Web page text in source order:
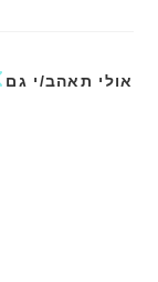
אולי תאהב/י גם